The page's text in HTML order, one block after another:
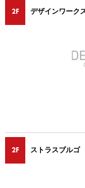
イベント情報
銀行・証券
その他オフ
エレベータ
ランク別サー
お問い合わせ
取材・プレ
店舗スタッ
日本語
2F デザインワーク
2F ストラスブルゴ